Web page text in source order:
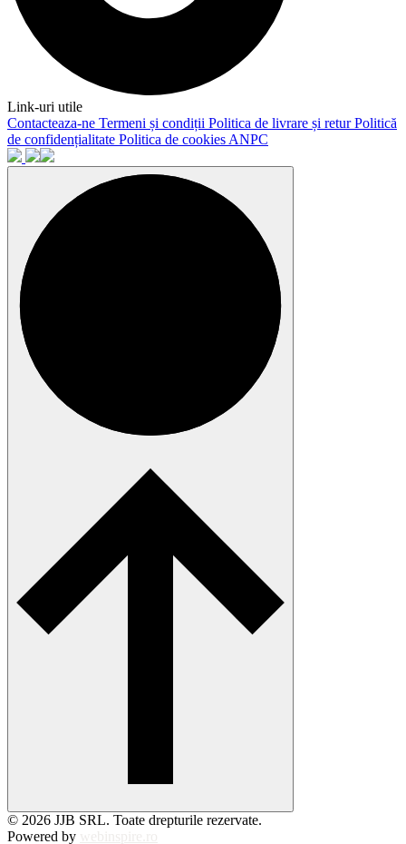
Link-uri utile
Contacteaza-ne Termeni și condiții Politica de livrare și returPolitică
de confidențialitate Politica de cookies ANPC
© 2026 JJB SRL. Toate drepturile rezervate.
Powered by